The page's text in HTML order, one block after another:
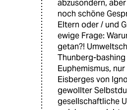
abzusondern,
noch schöne
Eltern oder / und
ewige Frage:
getan?!
Thunberg-
Euphemismus,
Eisberges von
gewollter
gesellschaftliche